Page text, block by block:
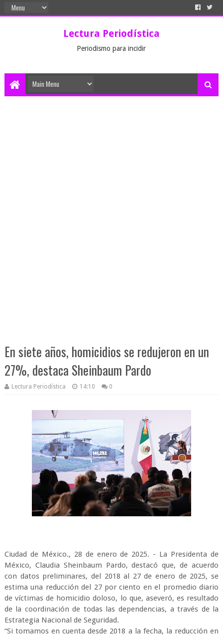
Lectura Periodística
Periodismo para incidir
En siete años, homicidios se redujeron en un
27%, destaca Sheinbaum Pardo
Lectura Periodística 14:10 0
Ciudad de México., 28 de enero de 2025. - La Presidenta de
México, Claudia Sheinbaum Pardo, destacó que, de acuerdo
con datos preliminares, del 2018 al 27 de enero de 2025, se
estima una reducción del 27 por ciento en el promedio diario
de víctimas de homicidio doloso, lo que, aseveró, es resultado
de la coordinación de todas las dependencias, a través de la
Estrategia Nacional de Seguridad.
“Si tomamos en cuenta desde 2018 a la fecha, la reducción en